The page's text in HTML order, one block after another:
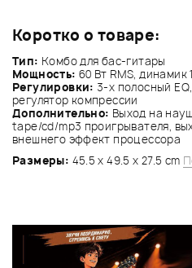
Коротко о товаре:
Тип: Комбо для бас-гитары
Мощность: 60 Вт RMS, динамик
Регулировки: 3-х полосный
регулятор компрессии
Дополнительно: Выход на
tape/cd/mp3 проигрывателя,
внешнего эффект процессора
Размеры: 45.5 x 49.5 x 27.5 cm